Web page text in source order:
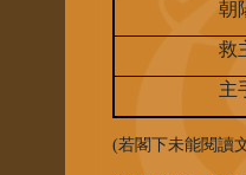
朝
救
主
(若閣下未能閱讀